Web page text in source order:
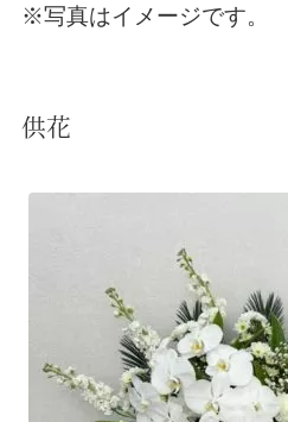
※写真はイメージです。
供花